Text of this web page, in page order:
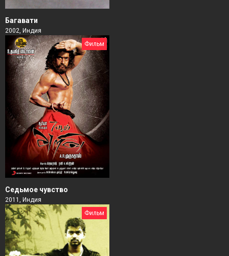
Багавати
2002, Индия
Фильм
Седьмое чувство
2011, Индия
Фильм